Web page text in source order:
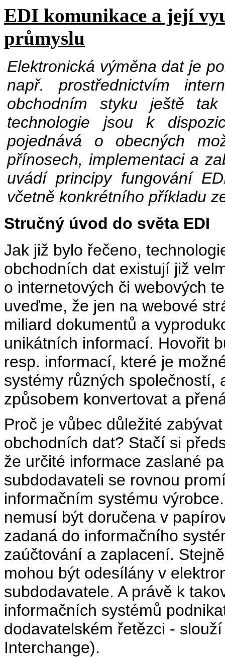
EDI komunikace a její
průmyslu
Elektronická výměna dat je po
např. prostřednictvím intern
obchodním styku ještě tak
technologie jsou k dispozi
pojednává o obecných mo
přínosech, implementaci a za
uvádí principy fungování ED
včetně konkrétního příkladu z
Stručný úvod do světa EDI
Jak již bylo řečeno,
obchodních dat existují již
o internetových či webových
uveďme, že jen na webové
miliard dokumentů a
unikátních informací. Hovořit
resp. informací, které je
systémy různých společností,
způsobem konvertovat a
Proč je vůbec důležité
obchodních dat? Stačí si
že určité informace zaslané
subdodavateli se rovnou
informačním systému
nemusí být doručena v
zadaná do informačního
zaúčtování a zaplacení.
mohou být odesílány v
subdodavatele. A právě k
informačních systémů
dodavatelském řetězci -
Interchange).